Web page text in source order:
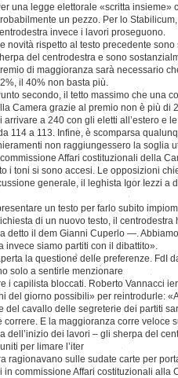
una legge elettorale «scritta insieme»
un pezzo. Per lo
invece i lavori proseguono.
novità rispetto al testo precedente
del centrodestra e sono
di maggioranza sarà necessario
il 40% non basta più.
secondo, il tetto massimo che una
Camera grazie al premio non è più di
arrivare a 240 con gli eletti all’estero e
114 a 113. Infine, è scomparsa
non raggiungessero la soglia
Affari costituzionali della
i toni si sono accesi. Le opposizioni
generale, il leghista Igor Iezzi a
un testo per farlo subito
di un nuovo testo, il centrodestra
detto il dem Gianni Cuperlo —.
invece siamo partiti con il dibattito».
la questione delle preferenze. FdI
solo a sentirle menzionare
i capilista bloccati. Roberto Vannacci
del giorno possibili» per reintrodurle:
del cavallo delle segreterie dei partiti
correre. E la maggioranza corre veloce
dell’inizio dei lavori – gli sherpa del
per limare l’iter
ragionavano sulle sudate carte per
commissione Affari costituzionali alla